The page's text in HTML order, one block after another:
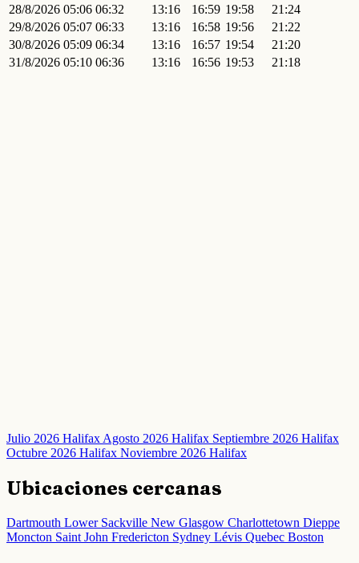
28/8/2026 05:06 06:32 13:16 16:59 19:58
21:24
29/8/2026 05:07 06:33 13:16 16:58 19:56
21:22
30/8/2026 05:09 06:34 13:16 16:57 19:54
21:20
31/8/2026 05:10 06:36 13:16 16:56 19:53 21:18
Julio 2026 HalifaxAgosto 2026 Halifax Septiembre 2026 Halifax
Octubre 2026 Halifax Noviembre 2026 Halifax
Ubicaciones cercanas
Dartmouth Lower Sackville New Glasgow Charlottetown Dieppe
Moncton Saint John Fredericton Sydney Lévis Quebec Boston